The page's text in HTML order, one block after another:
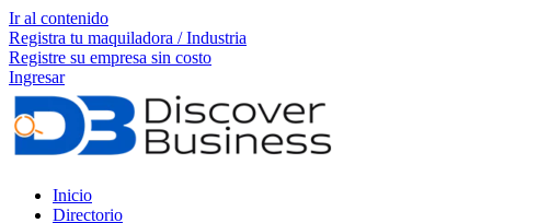
Ir al contenido
Registra tu maquiladora / Industria
Registre su empresa sin costo
Ingresar
Inicio
Directorio